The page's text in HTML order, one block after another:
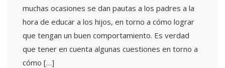
muchas ocasiones se dan pautas a los padres a la
hora de educar a los hijos, en torno a cómo lograr
que tengan un buen comportamiento. Es verdad
que tener en cuenta algunas cuestiones en torno a
cómo […]